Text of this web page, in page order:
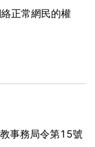
正常網民的權
事務局令第15號